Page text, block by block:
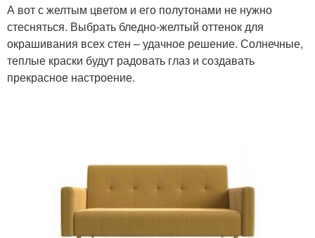
А вот с желтым цветом и его полутонами не нужно
стесняться. Выбрать бледно-желтый оттенок для
окрашивания всех стен – удачное решение. Солнечные,
теплые краски будут радовать глаз и создавать
прекрасное настроение.